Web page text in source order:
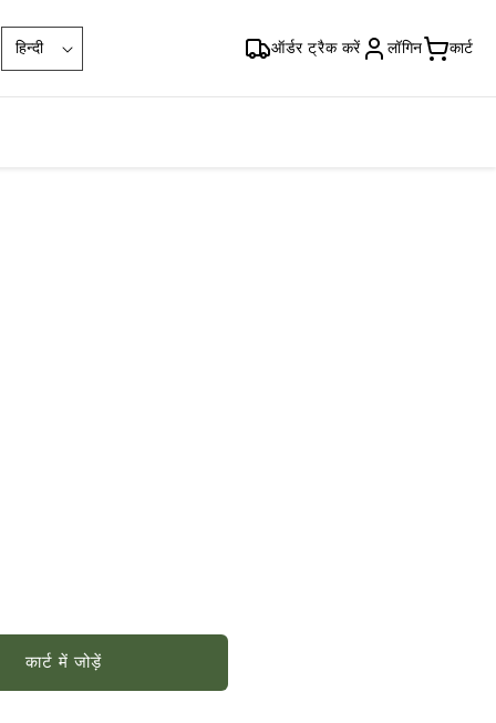
भा
षा
हिन्दी ऑर्डर ट्रैक करें लॉगिन कार्ट
कार्ट में जोड़ें